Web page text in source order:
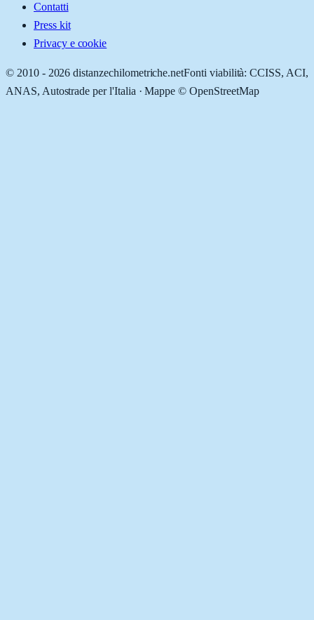
Contatti
Press kit
Privacy e cookie
© 2010 - 2026 distanzechilometriche.netFonti viabilità: CCISS, ACI,
ANAS, Autostrade per l'Italia · Mappe © OpenStreetMap